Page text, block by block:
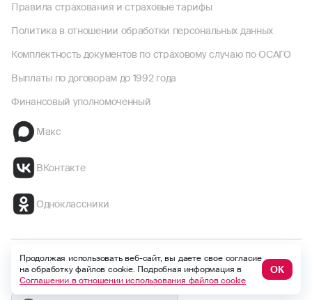
Правила страхования и страховые тарифы
Политика в отношении обработки персональных данных
Комплектность документов по страховому случаю по ОСАГО
Выплаты по договорам до 1992 года
Финансовый уполномоченный
Макс
ВКонтакте
Одноклассники
Безопасность Global version
Продолжая использовать веб-сайт, вы даете свое согласие
на обработку файлов cookie. Подробная информация в
Соглашении в отношении использования файлов cookie
ОК